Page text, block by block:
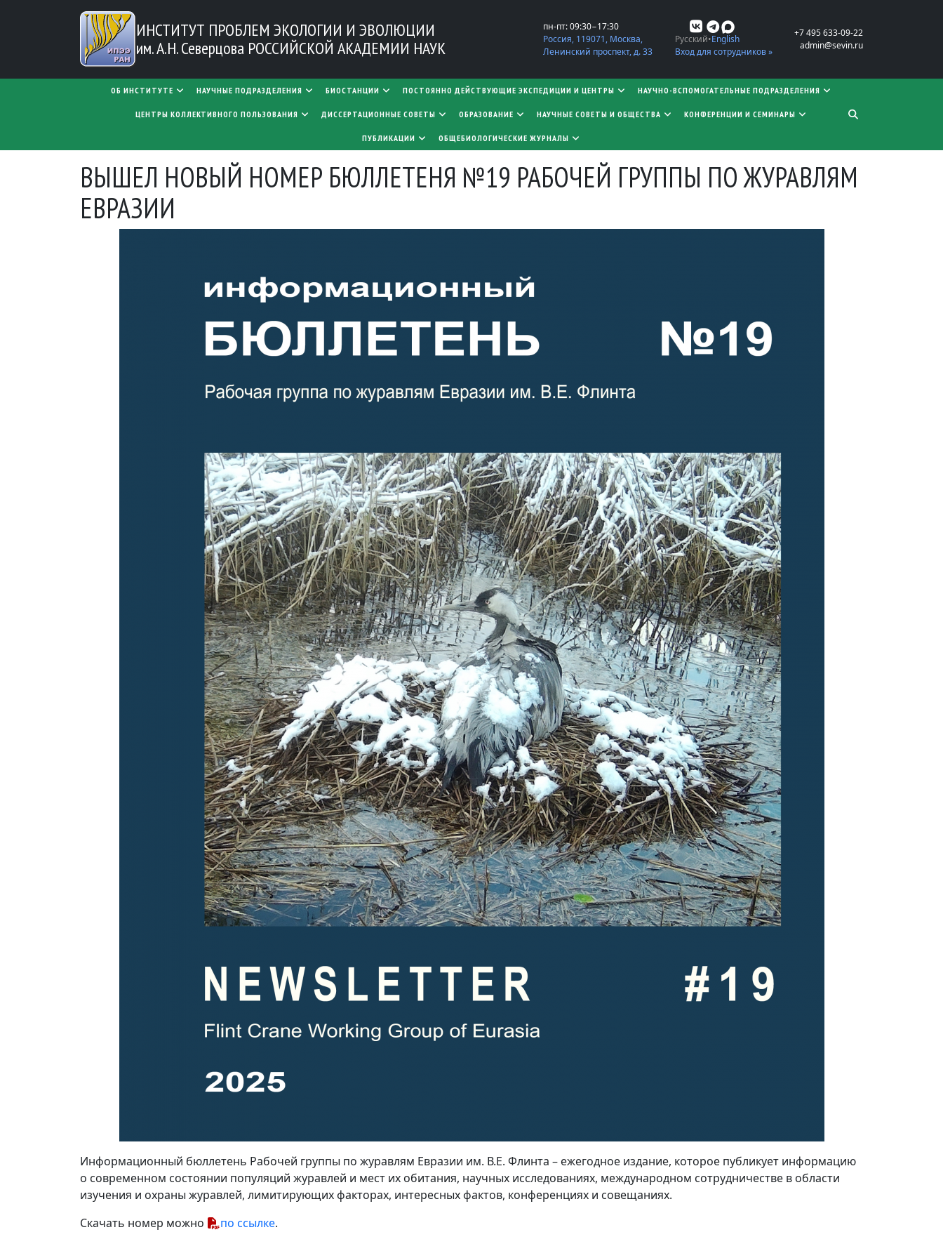
Перейти к основному содержанию
ИНСТИТУТ ПРОБЛЕМ ЭКОЛОГИИ И ЭВОЛЮЦИИ
им. А.Н. Северцова РОССИЙСКОЙ АКАДЕМИИ НАУК
пн-пт: 09:30−17:30
Россия, 119071, Москва,
Ленинский проспект, д. 33
Русский English
Вход для сотрудников »
+7 495 633-09-22
admin@sevin.ru
MAIN NAVIGATION
ОБ ИНСТИТУТЕ НАУЧНЫЕ ПОДРАЗДЕЛЕНИЯ БИОСТАНЦИИ ПОСТОЯННО ДЕЙСТВУЮЩИЕ ЭКСПЕДИЦИИ И ЦЕНТРЫ НАУЧНО-ВСПОМОГАТЕЛЬНЫЕ ПОДРАЗДЕЛЕНИЯ
ЦЕНТРЫ КОЛЛЕКТИВНОГО ПОЛЬЗОВАНИЯ ​​​​​​​ДИССЕРТАЦИОННЫЕ СОВЕТЫ ОБРАЗОВАНИЕ НАУЧНЫЕ СОВЕТЫ И ОБЩЕСТВА КОНФЕРЕНЦИИ И СЕМИНАРЫ
ПУБЛИКАЦИИ ОБЩЕБИОЛОГИЧЕСКИЕ ЖУРНАЛЫ
ВЫШЕЛ НОВЫЙ НОМЕР БЮЛЛЕТЕНЯ №19 РАБОЧЕЙ ГРУППЫ ПО ЖУРАВЛЯМ
ЕВРАЗИИ
Информационный бюллетень Рабочей группы по журавлям Евразии им. В.Е. Флинта – ежегодное издание, которое публикует информацию
о современном состоянии популяций журавлей и мест их обитания, научных исследованиях, международном сотрудничестве в области
изучения и охраны журавлей, лимитирующих факторах, интересных фактов, конференциях и совещаниях.
Скачать номер можно
по ссылке.